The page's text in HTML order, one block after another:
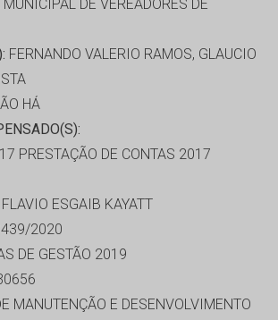
DE VEREADORES DE
FERNANDO VALERIO RAMOS, GLAUCIO
HÁ
PRESTAÇÃO DE CONTAS 2017
ESGAIB KAYATT
2020
DE GESTÃO 2019
MANUTENÇÃO E DESENVOLVIMENTO